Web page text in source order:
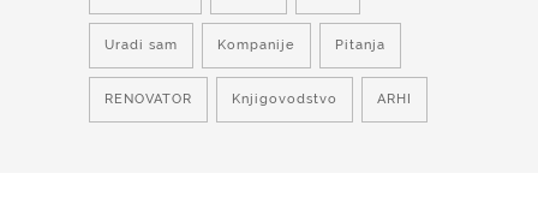
Uradi sam Kompanije Pitanja
RENOVATOR Knjigovodstvo ARHI